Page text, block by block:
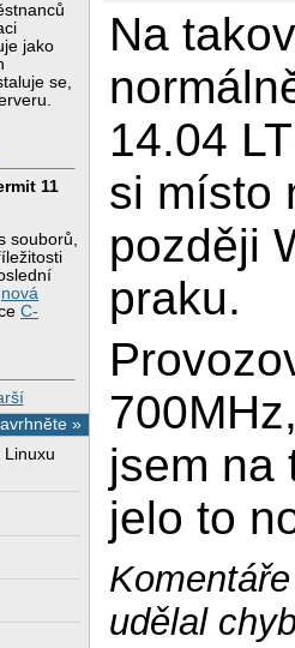
jako
se,
11
souborů,
nová
C-
»
Na
14.04
si místo
později
praku.
jsem na
jelo to
udělal